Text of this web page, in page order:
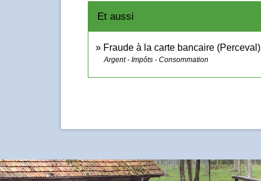
Et aussi
Fraude à la carte bancaire (Perceval)
Argent - Impôts - Consommation